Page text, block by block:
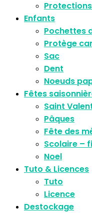
Enfants
Pochettes
Protège
Sac
Dent
Noeuds
Fêtes
Saint
Pâques
Fête des
Scolaire –
Noel
Tuto & Licences
Tuto
Licence
Destockage